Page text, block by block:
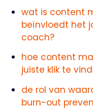
wat is content
beïnvloedt het
coach?
hoe content
juiste klik te
de rol van
burn-out